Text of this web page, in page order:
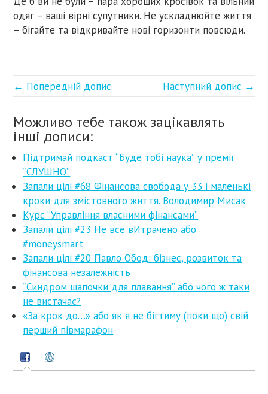
одяг – ваші вірні супутники. Не ускладнюйте життя
– бігайте та відкривайте нові горизонти повсюди.
← Попередній допис Наступний допис →
Можливо тебе також зацікавлять
інші дописи:
Підтримай подкаст “Буде тобі наука” у премії
“СЛУШНО”
Запали цілі #68 Фінансова свобода у 33 і маленькі
кроки для змістовного життя. Володимир Мисак
Курс “Управління власними фінансами”
Запали цілі #23 Не все вИтрачено або
#moneysmart
Запали цілі #20 Павло Обод: бізнес, розвиток та
фінансова незалежність
“Синдром шапочки для плавання” або чого ж таки
не вистачає?
«За крок до…» або як я не бігтиму (поки що) свій
перший півмарафон